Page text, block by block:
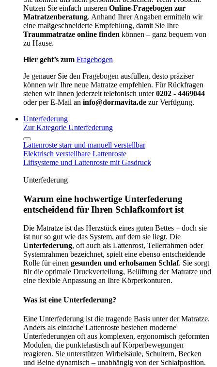
Nutzen Sie einfach unseren Online-Fragebogen zur
Matratzenberatung. Anhand Ihrer Angaben ermitteln wir
eine maßgeschneiderte Empfehlung, damit Sie Ihre
Traummatratze online finden können – ganz bequem von
zu Hause.
Hier geht’s zum Fragebogen
Je genauer Sie den Fragebogen ausfüllen, desto präziser
können wir Ihre neue Matratze empfehlen. Für Rückfragen
stehen wir Ihnen jederzeit telefonisch unter0202 - 4469044
oder per E-Mail an info@dormavita.de zur Verfügung.
Unterfederung
Zur Kategorie Unterfederung
Lattenroste starr und manuell verstellbar
Elektrisch verstellbare Lattenroste
Liftsysteme und Lattenroste mit Gasdruck
Unterfederung
Warum eine hochwertige Unterfederung
entscheidend für Ihren Schlafkomfort ist
Die Matratze ist das Herzstück eines guten Bettes – doch sie
ist nur so gut wie das System, auf dem sie liegt. Die
Unterfederung, oft auch als Lattenrost, Tellerrahmen oder
Systemrahmen bezeichnet, spielt eine ebenso entscheidende
Rolle für einen gesunden und erholsamen Schlaf. Sie sorgt
für die optimale Druckverteilung, Belüftung der Matratze und
eine flexible Anpassung an Ihre Körperkonturen.
Was ist eine Unterfederung?
Eine Unterfederung ist die tragende Basis unter der Matratze.
Anders als einfache Lattenroste bestehen moderne
Unterfederungen oft aus komplexen, ergonomisch geformten
Modulen, die punktelastisch auf Körperbewegungen
reagieren. Sie unterstützen Wirbelsäule, Schultern, Becken
und Beine dynamisch – unabhängig von der Schlafposition.